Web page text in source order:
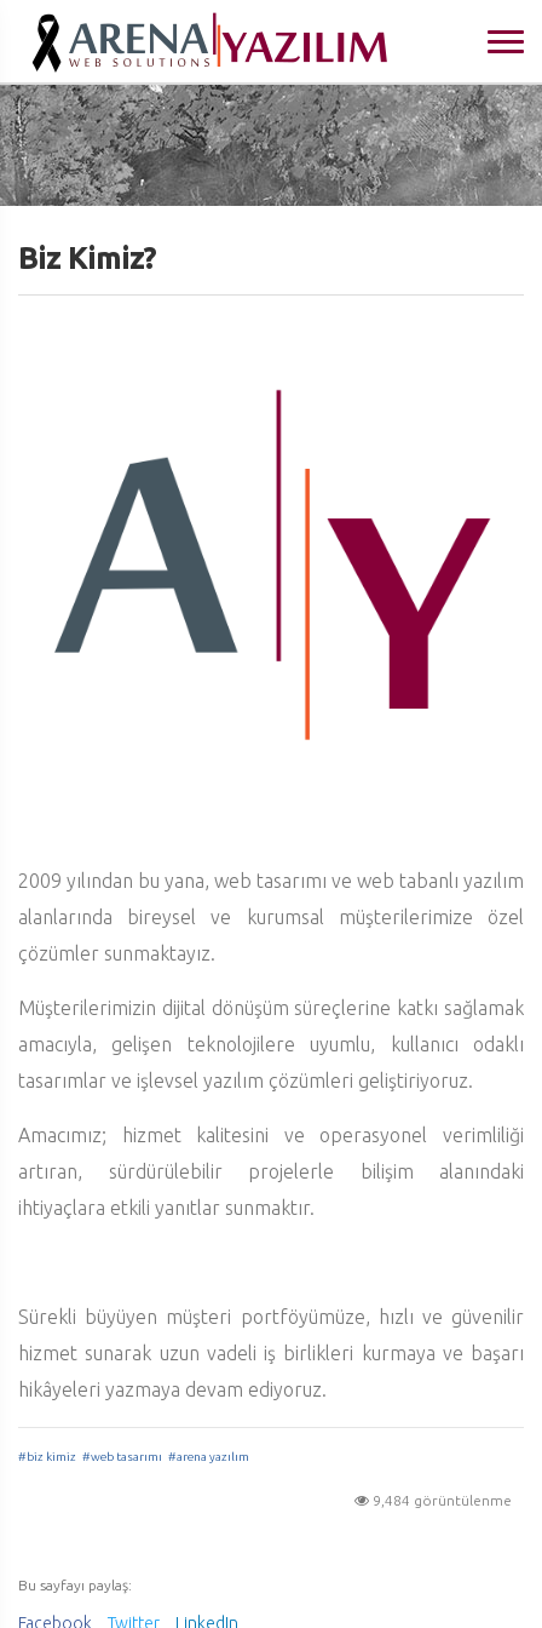
Biz Kimiz?
2009 yılından bu yana, web tasarımı ve web tabanlı yazılım
alanlarında bireysel ve kurumsal müşterilerimize özel
çözümler sunmaktayız.
Müşterilerimizin dijital dönüşüm süreçlerine katkı sağlamak
amacıyla, gelişen teknolojilere uyumlu, kullanıcı odaklı
tasarımlar ve işlevsel yazılım çözümleri geliştiriyoruz.
Amacımız; hizmet kalitesini ve operasyonel verimliliği
artıran, sürdürülebilir projelerle bilişim alanındaki
ihtiyaçlara etkili yanıtlar sunmaktır.
Sürekli büyüyen müşteri portföyümüze, hızlı ve güvenilir
hizmet sunarak uzun vadeli iş birlikleri kurmaya ve başarı
hikâyeleri yazmaya devam ediyoruz.
#biz kimiz #web tasarımı #arena yazılım
9,484 görüntülenme
Bu sayfayı paylaş:
Facebook Twitter LinkedIn